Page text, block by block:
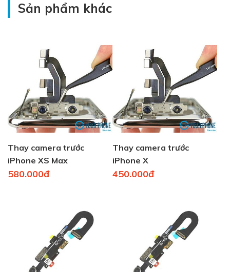
Sản phẩm khác
Thay camera trước
iPhone XS Max
580.000đ
Thay camera trước
iPhone X
450.000đ